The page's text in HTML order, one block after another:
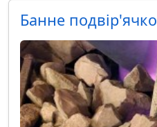
Банне подвір'ячко